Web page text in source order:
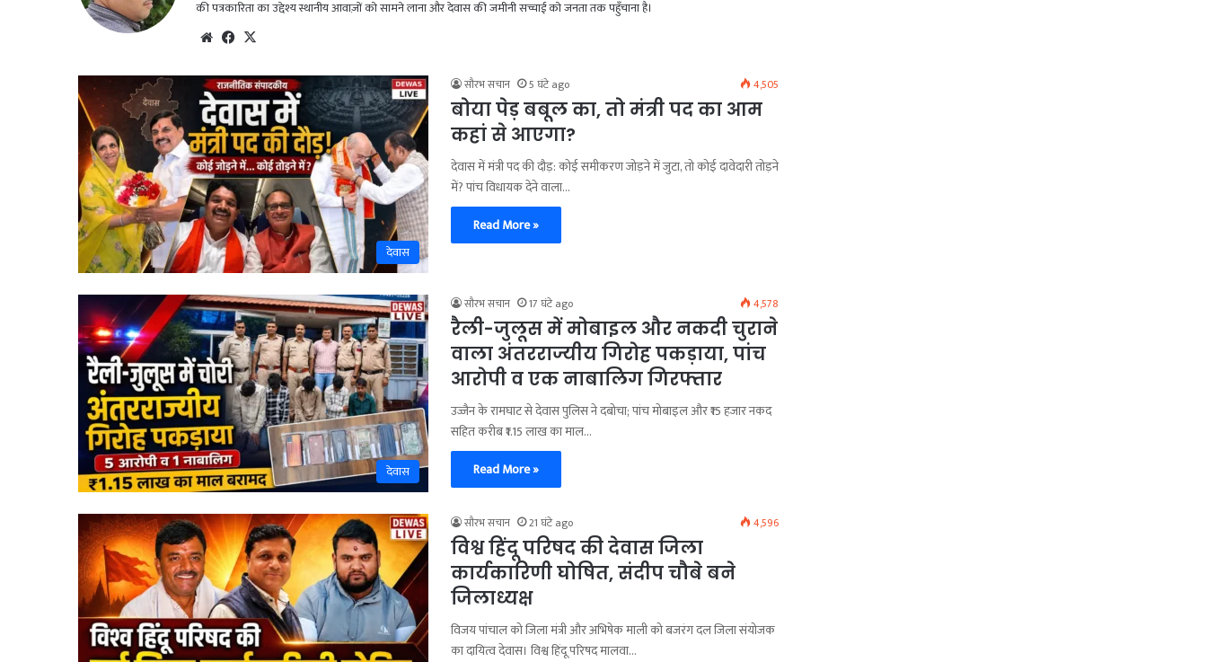
की पत्रकारिता का उद्देश्य स्थानीय आवाज़ों को सामने लाना और देवास की जमीनी सच्चाई को जनता तक पहुँचाना है।
We
te
Fac
oo
k
देवास
सौरभ सचान 5 घंटे ago 4,505
बोया पेड़ बबूल का, तो मंत्री पद का आम
कहां से आएगा?
देवास में मंत्री पद की दौड़: कोई समीकरण जोड़ने में जुटा, तो कोई दावेदारी तोड़ने
में? पांच विधायक देने वाला…
Read More »
देवास
सौरभ सचान 17 घंटे ago 4,578
रैली-जुलूस में मोबाइल और नकदी चुराने
वाला अंतरराज्यीय गिरोह पकड़ाया, पांच
आरोपी व एक नाबालिग गिरफ्तार
उज्जैन के रामघाट से देवास पुलिस ने दबोचा; पांच मोबाइल और ₹15 हजार नकद
सहित करीब ₹1.15 लाख का माल…
Read More »
सौरभ सचान 21 घंटे ago 4,596
विश्व हिंदू परिषद की देवास जिला
कार्यकारिणी घोषित, संदीप चौबे बने
जिलाध्यक्ष
विजय पांचाल को जिला मंत्री और अभिषेक माली को बजरंग दल जिला संयोजक
का दायित्व देवास। विश्व हिंदू परिषद मालवा…